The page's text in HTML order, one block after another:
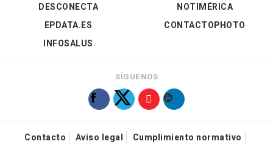
DESCONECTA
EPDATA.ES
INFOSALUS
NOTIMÉRICA
CONTACTOPHOTO
SÍGUENOS
Contacto Aviso legal Cumplimiento normativo